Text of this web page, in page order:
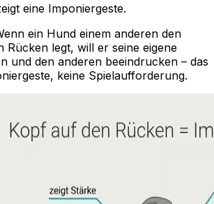
eine Imponiergeste.
ein Hund einem anderen den
Rücken legt, will er seine eigene
und den anderen beeindrucken – das
keine Spielaufforderung.